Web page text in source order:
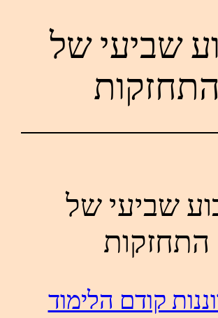
שביעי של
התחזקות
שביעי של
התחזקות
קודם הלימוד